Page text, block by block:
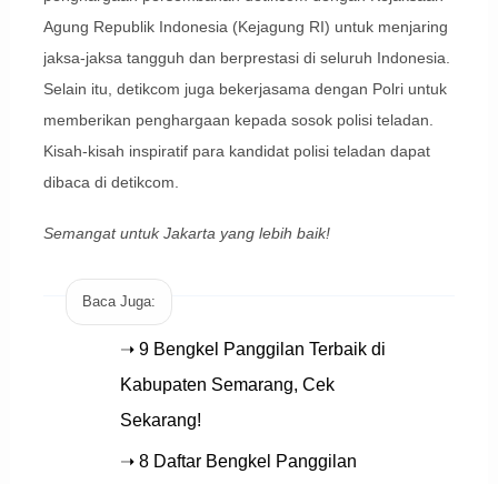
Agung Republik Indonesia (Kejagung RI) untuk menjaring
jaksa-jaksa tangguh dan berprestasi di seluruh Indonesia.
Selain itu, detikcom juga bekerjasama dengan Polri untuk
memberikan penghargaan kepada sosok polisi teladan.
Kisah-kisah inspiratif para kandidat polisi teladan dapat
dibaca di detikcom.
Semangat untuk Jakarta yang lebih baik!
Baca Juga:
➝ 9 Bengkel Panggilan Terbaik di
Kabupaten Semarang, Cek
Sekarang!
➝ 8 Daftar Bengkel Panggilan